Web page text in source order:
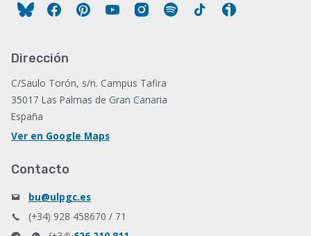
FacebookPinterestYouTubeInstagram
Spotify Tiktok
Dirección
C/Saulo Torón, s/n. Campus Tafira
35017 Las Palmas de Gran Canaria
España
Ver en Google Maps
Contacto
bu@ulpgc.es
(+34) 928 458670 / 71